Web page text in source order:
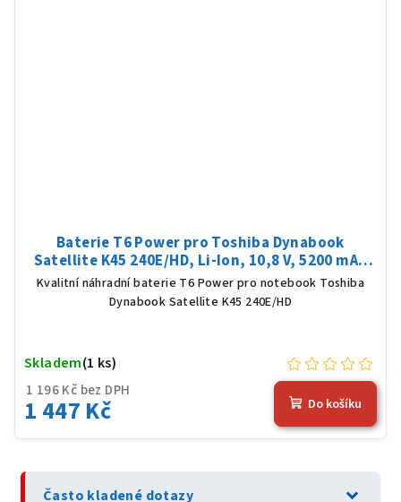
Baterie T6 Power pro Toshiba Dynabook
Satellite K45 240E/HD, Li-Ion, 10,8 V, 5200 mAh
(56 Wh), černá
Kvalitní náhradní baterie T6 Power pro notebook Toshiba
Dynabook Satellite K45 240E/HD
1 196 Kč bez DPH
1 447 Kč
Skladem(1 ks)
Do košíku
Často kladené dotazy expand_more